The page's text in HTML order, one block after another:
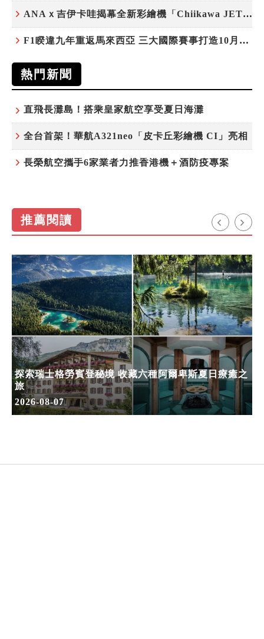
ANAｘ吉伊卡哇揭幕全新彩繪機「Chiikawa JET」
F1睽違九年重返馬來西亞 三大國際賽事打造10月運動旅遊熱潮 賽車、自行車、路跑同週登場
熱門新聞
直飛長灘島！搭乘皇家航空享受夏日海灘
全台首架！華航A321neo「皮卡丘彩繪機 CI」亮相
長榮航空攜手6家業者力推香港機＋酒防疫專案
推薦閱讀
探索瑞士格勞賓登秘境 收藏六種阿爾卑斯夏日療癒之
旅
2026-08-07